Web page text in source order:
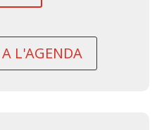
L'AGENDA